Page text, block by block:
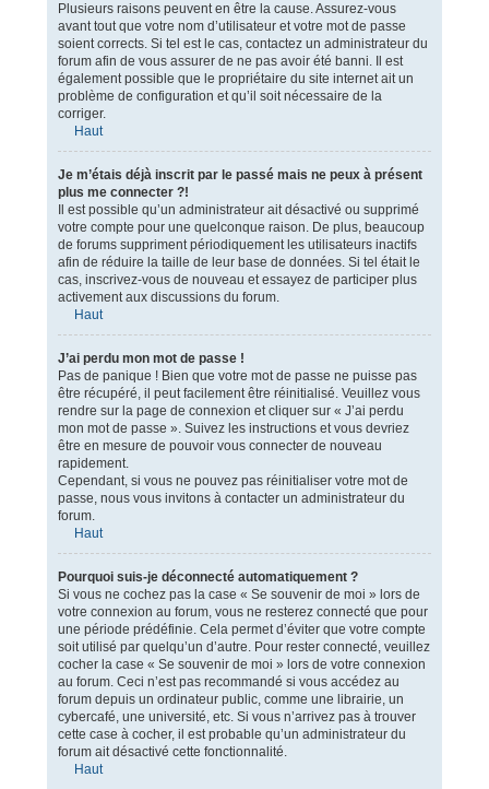
Plusieurs raisons peuvent en être la cause. Assurez-vous
avant tout que votre nom d’utilisateur et votre mot de passe
soient corrects. Si tel est le cas, contactez un administrateur du
forum afin de vous assurer de ne pas avoir été banni. Il est
également possible que le propriétaire du site internet ait un
problème de configuration et qu’il soit nécessaire de la
corriger.
Haut
Je m’étais déjà inscrit par le passé mais ne peux à présent
plus me connecter ?!
Il est possible qu’un administrateur ait désactivé ou supprimé
votre compte pour une quelconque raison. De plus, beaucoup
de forums suppriment périodiquement les utilisateurs inactifs
afin de réduire la taille de leur base de données. Si tel était le
cas, inscrivez-vous de nouveau et essayez de participer plus
activement aux discussions du forum.
Haut
J’ai perdu mon mot de passe !
Pas de panique ! Bien que votre mot de passe ne puisse pas
être récupéré, il peut facilement être réinitialisé. Veuillez vous
rendre sur la page de connexion et cliquer sur « J’ai perdu
mon mot de passe ». Suivez les instructions et vous devriez
être en mesure de pouvoir vous connecter de nouveau
rapidement.
Cependant, si vous ne pouvez pas réinitialiser votre mot de
passe, nous vous invitons à contacter un administrateur du
forum.
Haut
Pourquoi suis-je déconnecté automatiquement ?
Si vous ne cochez pas la case « Se souvenir de moi » lors de
votre connexion au forum, vous ne resterez connecté que pour
une période prédéfinie. Cela permet d’éviter que votre compte
soit utilisé par quelqu’un d’autre. Pour rester connecté, veuillez
cocher la case « Se souvenir de moi » lors de votre connexion
au forum. Ceci n’est pas recommandé si vous accédez au
forum depuis un ordinateur public, comme une librairie, un
cybercafé, une université, etc. Si vous n’arrivez pas à trouver
cette case à cocher, il est probable qu’un administrateur du
forum ait désactivé cette fonctionnalité.
Haut